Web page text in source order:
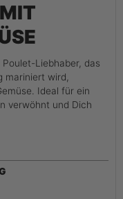
Liebhaber, das
mariniert wird,
Ideal für ein
verwöhnt und Dich